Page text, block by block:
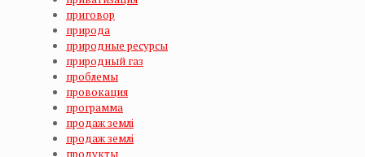
приговор
природа
природные ресурсы
природный газ
проблемы
провокация
программа
продаж землi
продаж землі
продукты